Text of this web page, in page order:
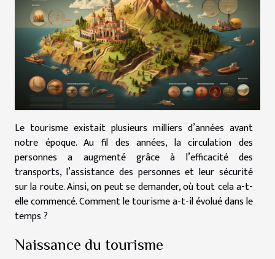
Le tourisme existait plusieurs milliers d’années avant
notre époque. Au fil des années, la circulation des
personnes a augmenté grâce à l’efficacité des
transports, l’assistance des personnes et leur sécurité
sur la route. Ainsi, on peut se demander, où tout cela a-t-
elle commencé. Comment le tourisme a-t-il évolué dans le
temps ?
Naissance du tourisme